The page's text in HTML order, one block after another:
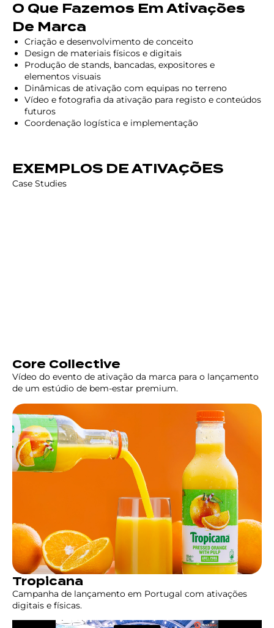
O Que Fazemos Em Ativações
De Marca
Criação e desenvolvimento de conceito
Design de materiais físicos e digitais
Produção de stands, bancadas, expositores e
elementos visuais
Dinâmicas de ativação com equipas no terreno
Vídeo e fotografia da ativação para registo e conteúdos
futuros
Coordenação logística e implementação
EXEMPLOS DE ATIVAÇÕES
Case Studies
Core Collective
Vídeo do evento de ativação da marca para o lançamento
de um estúdio de bem-estar premium.
Tropicana
Campanha de lançamento em Portugal com ativações
digitais e físicas.